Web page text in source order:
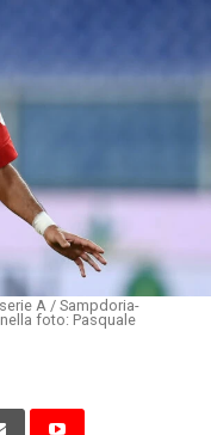
A / Sampdoria-
foto: Pasquale